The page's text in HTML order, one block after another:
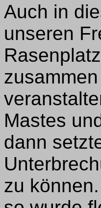
Auch in
unseren
Mastes
dann
zu